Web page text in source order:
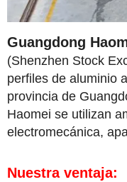
Guangdong
(Shenzhen Stock
perfiles de aluminio
provincia de
Haomei se utilizan
electromecánica,
Nuestra ventaja: